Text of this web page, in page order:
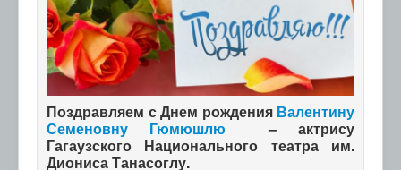
Поздравляем с Днем рождения Валентину
Семеновну Гюмюшлю – актрису
Гагаузского Национального театра им.
Диониса Танасоглу.